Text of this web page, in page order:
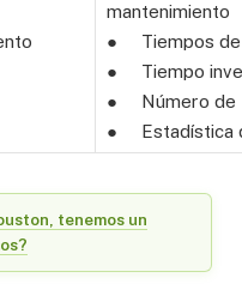
mantenimiento
● Tiempos de
● Tiempo
● Número de
● Estadística
tenemos un